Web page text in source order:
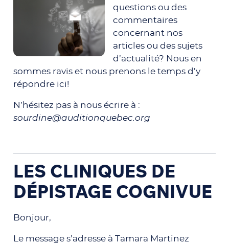
questions ou des
commentaires
concernant nos
articles ou des sujets
d’actualité? Nous en
sommes ravis et nous prenons le temps d’y
répondre ici!
N’hésitez pas à nous écrire à :
sourdine@auditionquebec.org
LES CLINIQUES DE
DÉPISTAGE COGNIVUE
Bonjour,
Le message s’adresse à Tamara Martinez